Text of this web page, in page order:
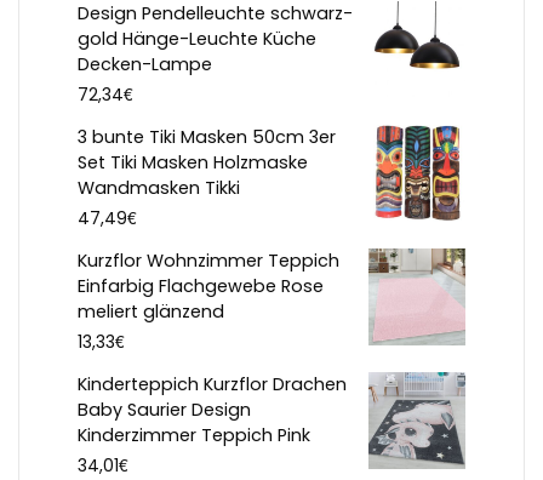
Design Pendelleuchte schwarz-
gold Hänge-Leuchte Küche
Decken-Lampe
72,34€
3 bunte Tiki Masken 50cm 3er
Set Tiki Masken Holzmaske
Wandmasken Tikki
47,49€
Kurzflor Wohnzimmer Teppich
Einfarbig Flachgewebe Rose
meliert glänzend
13,33€
Kinderteppich Kurzflor Drachen
Baby Saurier Design
Kinderzimmer Teppich Pink
34,01€